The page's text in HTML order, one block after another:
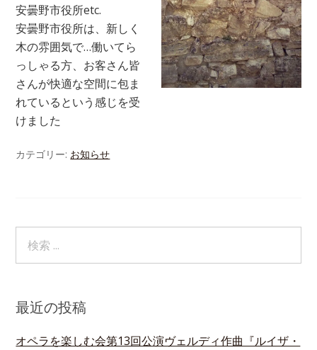
安曇野市役所etc.
安曇野市役所は、新しく
木の雰囲気で…働いてら
っしゃる方、お客さん皆
さんが快適な空間に包ま
れているという感じを受
けました
カテゴリー: お知らせ
最近の投稿
オペラを楽しむ会第13回公演ヴェルディ作曲『ルイザ・